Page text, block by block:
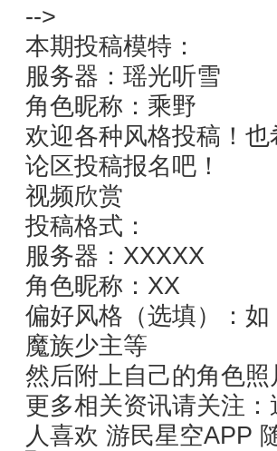
-->
本期投稿模特：
服务器：瑶光听雪
角色昵称：乘野
欢迎各种风格投稿！
论区投稿报名吧！
视频欣赏
投稿格式：
服务器：XXXXX
角色昵称：XX
偏好风格（选填）：
魔族少主等
然后附上自己的角色照
更多相关资讯请关注
人喜欢 游民星空APP